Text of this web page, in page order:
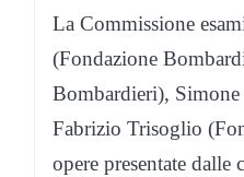
La Commissione
(Fondazione
Bombardieri),
Fabrizio Trisoglio
opere presentate